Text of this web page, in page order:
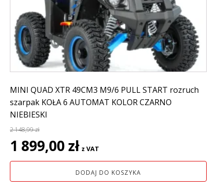
MINI QUAD XTR 49CM3 M9/6 PULL START rozruch
szarpak KOŁA 6 AUTOMAT KOLOR CZARNO
NIEBIESKI
2 148,99zł
Pierwotna
cena
wynosiła:
1 899,00 zł cena
wynosi:
1
z VAT
DODAJ DO KOSZYKA